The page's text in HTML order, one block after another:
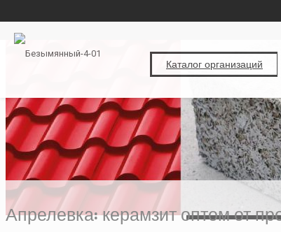
Каталог организаций
Апрелевка: керамзит оптом от